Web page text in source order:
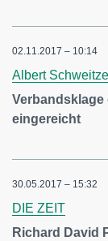
02.11.2017 – 10:14
Albert
Verbandsklage
eingereicht
30.05.2017 – 15:32
DIE ZEIT
Richard David